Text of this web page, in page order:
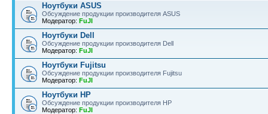
Ноутбуки ASUS
Обсуждение продукции производителя ASUS
Модератор: FuJI
Ноутбуки Dell
Обсуждение продукции производителя Dell
Модератор: FuJI
Ноутбуки Fujitsu
Обсуждение продукции производителя Fujitsu
Модератор: FuJI
Ноутбуки HP
Обсуждение продукции производителя HP
Модератор: FuJI